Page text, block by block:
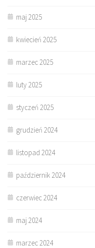
maj 2025
kwiecień 2025
marzec 2025
luty 2025
styczeń 2025
grudzień 2024
listopad 2024
październik 2024
czerwiec 2024
maj 2024
marzec 2024